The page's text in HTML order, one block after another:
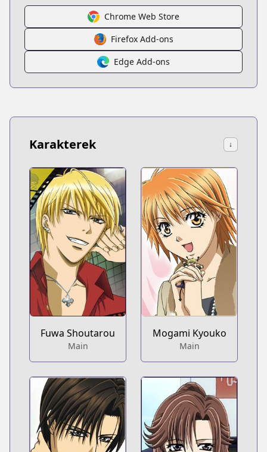
Chrome Web Store
Firefox Add-ons
Edge Add-ons
Karakterek ↓
Fuwa Shoutarou
Main
Mogami Kyouko
Main